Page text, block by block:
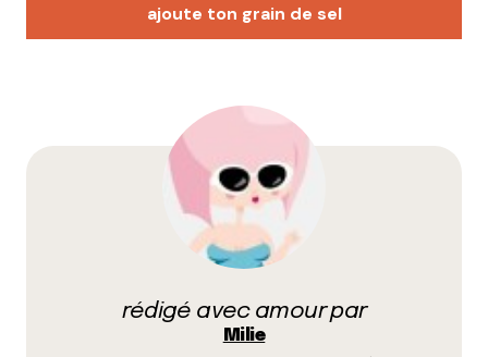
ajoute ton grain de sel
Votre adresse e-mail ne sera pas publiée.
champs obligatoires sont indiqués avec
Prévenez-moi de tous les nouveaux commentaires
rédigé avec amour par
Milie